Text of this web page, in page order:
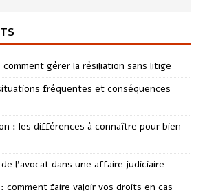
gérer la résiliation sans litige
fréquentes et conséquences
: les différences à connaître pour bien
l’avocat dans une affaire judiciaire
comment faire valoir vos droits en cas